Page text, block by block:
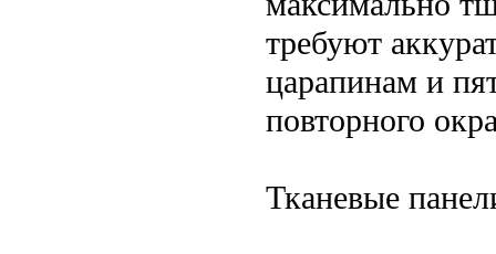
требуют
царапинам и
повторного
Тканевые